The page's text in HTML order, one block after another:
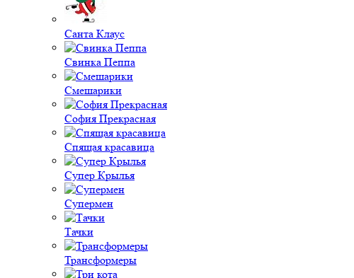
Санта Клаус
Свинка Пеппа
Смешарики
София Прекрасная
Спящая красавица
Супер Крылья
Супермен
Тачки
Трансформеры